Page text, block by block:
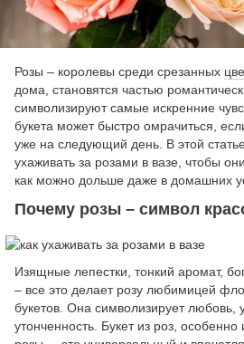
Розы – королевы среди срезанных
дома, становятся частью
символизируют самые искренние
букета может быстро омрачиться,
уже на следующий день. В этой
ухаживать за розами в вазе, чтобы
как можно дольше даже в домашних
Почему розы – символ
Изящные лепестки, тонкий аромат,
– все это делает розу любимицей
букетов. Она символизирует любовь,
утонченность. Букет из роз,